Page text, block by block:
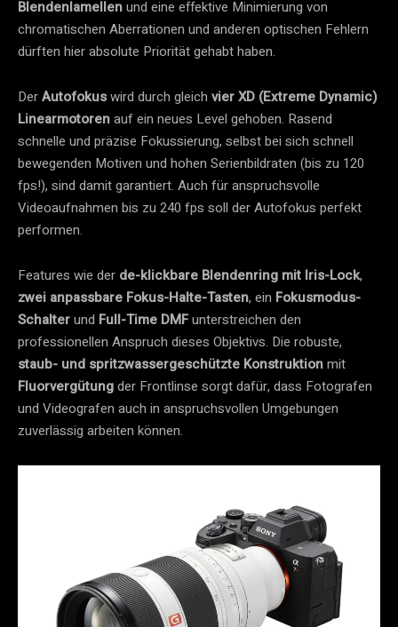
Blendenlamellenund eine effektive Minimierung von
chromatischen Aberrationen und anderen optischen Fehlern
dürften hier absolute Priorität gehabt haben.
DerAutofokuswird durch gleich vier XD (Extreme Dynamic)
Linearmotorenauf ein neues Level gehoben. Rasend
schnelle und präzise Fokussierung, selbst bei sich schnell
bewegenden Motiven und hohen Serienbildraten (bis zu 120
fps!), sind damit garantiert. Auch für anspruchsvolle
Videoaufnahmen bis zu 240 fps soll der Autofokus perfekt
performen.
Features wie der de-klickbare Blendenring mit Iris-Lock,
zwei anpassbare Fokus-Halte-Tasten, ein Fokusmodus-
Schalterund Full-Time DMFunterstreichen den
professionellen Anspruch dieses Objektivs. Die robuste,
staub- und spritzwassergeschützte Konstruktionmit
Fluorvergütungder Frontlinse sorgt dafür, dass Fotografen
und Videografen auch in anspruchsvollen Umgebungen
zuverlässig arbeiten können.